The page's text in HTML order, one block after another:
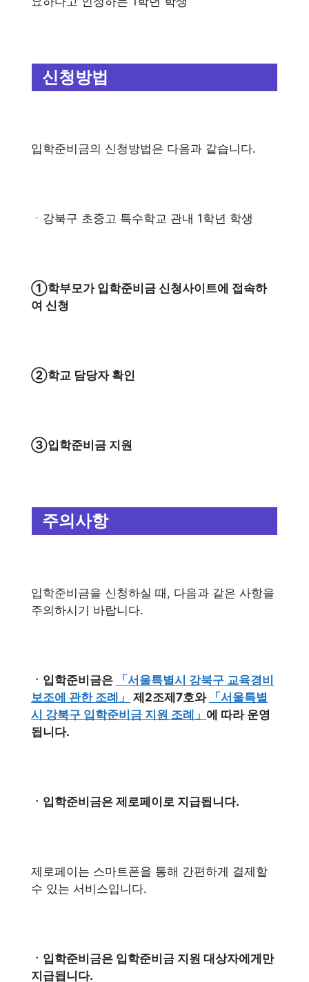
신청방법
입학준비금의 신청방법은 다음과 같습니다.
ㆍ강북구 초중고 특수학교 관내 1학년 학생
①학부모가 입학준비금 신청사이트에 접속하
여 신청
②학교 담당자 확인
③입학준비금 지원
주의사항
입학준비금을 신청하실 때, 다음과 같은 사항을
주의하시기 바랍니다.
ㆍ입학준비금은
「서울특별시 강북구 교육경비
보조에 관한 조례」
제2조제7호와
「서울특별
시 강북구 입학준비금 지원 조례」 에 따라 운영
됩니다.
ㆍ입학준비금은 제로페이로 지급됩니다.
제로페이는 스마트폰을 통해 간편하게 결제할
수 있는 서비스입니다.
ㆍ입학준비금은 입학준비금 지원 대상자에게만
지급됩니다.